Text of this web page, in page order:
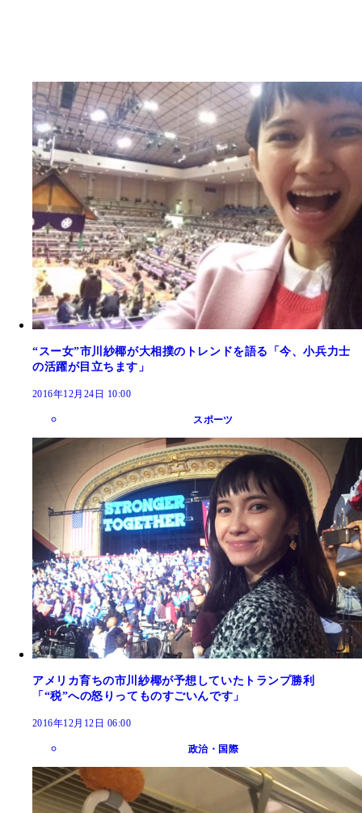
“スー女”市川紗椰が大相撲のトレンドを語る「今、小兵力士
の活躍が目立ちます」
2016年12月24日 10:00
スポーツ
アメリカ育ちの市川紗椰が予想していたトランプ勝利
「“税”への怒りってものすごいんです」
2016年12月12日 06:00
政治・国際